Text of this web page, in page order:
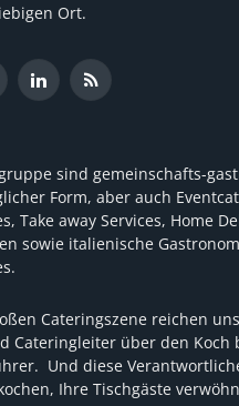
Ort.
LinkedInRSS
sind gemeinschafts-
Form, aber auch
Take away Services, Home
sowie italienische
Cateringszene reichen
Cateringleiter über den Koch
Und diese
Ihre Tischgäste